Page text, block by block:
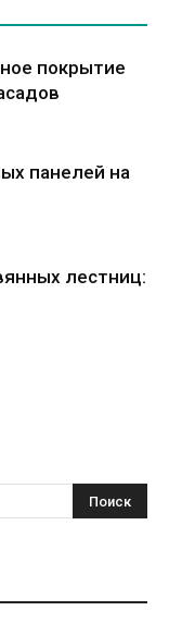
покрытие
панелей на
лестниц: